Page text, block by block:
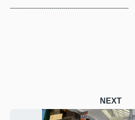
------------------------------------------------------------
NEXT